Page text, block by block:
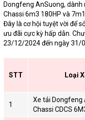
Dongfeng AnSuong,
Chassi 6m3 180HP và
Đây là cơ hội tuyệt vời để
ưu đãi cực kỳ hấp dẫn.
23/12/2024 đến ngày 31/
STT Loại
1
Xe tải Dongfeng
Chassi CDCS